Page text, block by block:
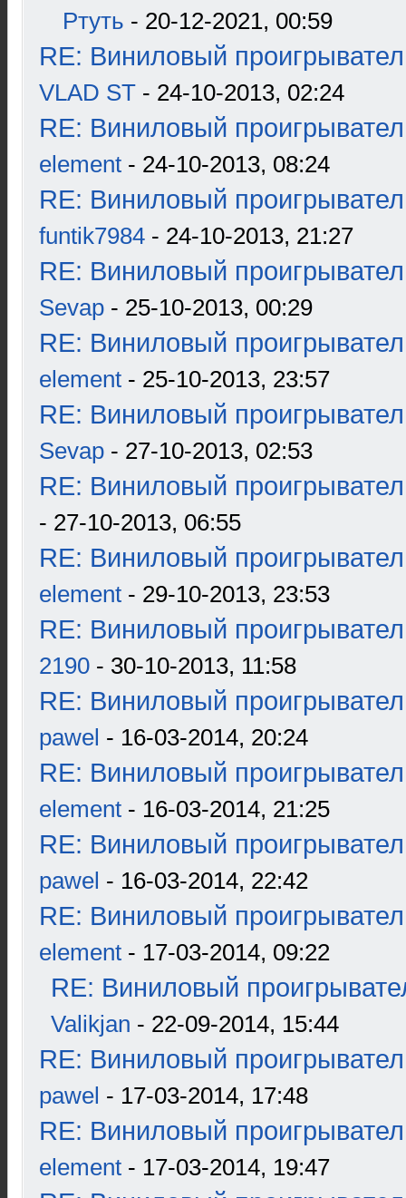
Ртуть - 20-12-2021, 00:59
RE: Виниловый
VLAD ST - 24-10-2013, 02:24
RE: Виниловый
element - 24-10-2013, 08:24
RE: Виниловый
funtik7984 - 24-10-2013, 21:27
RE: Виниловый
Sevap - 25-10-2013, 00:29
RE: Виниловый
element - 25-10-2013, 23:57
RE: Виниловый
Sevap - 27-10-2013, 02:53
RE: Виниловый
- 27-10-2013, 06:55
RE: Виниловый
element - 29-10-2013, 23:53
RE: Виниловый
2190 - 30-10-2013, 11:58
RE: Виниловый
pawel - 16-03-2014, 20:24
RE: Виниловый
element - 16-03-2014, 21:25
RE: Виниловый
pawel - 16-03-2014, 22:42
RE: Виниловый
element - 17-03-2014, 09:22
RE: Виниловый
Valikjan - 22-09-2014, 15:44
RE: Виниловый
pawel - 17-03-2014, 17:48
RE: Виниловый
element - 17-03-2014, 19:47